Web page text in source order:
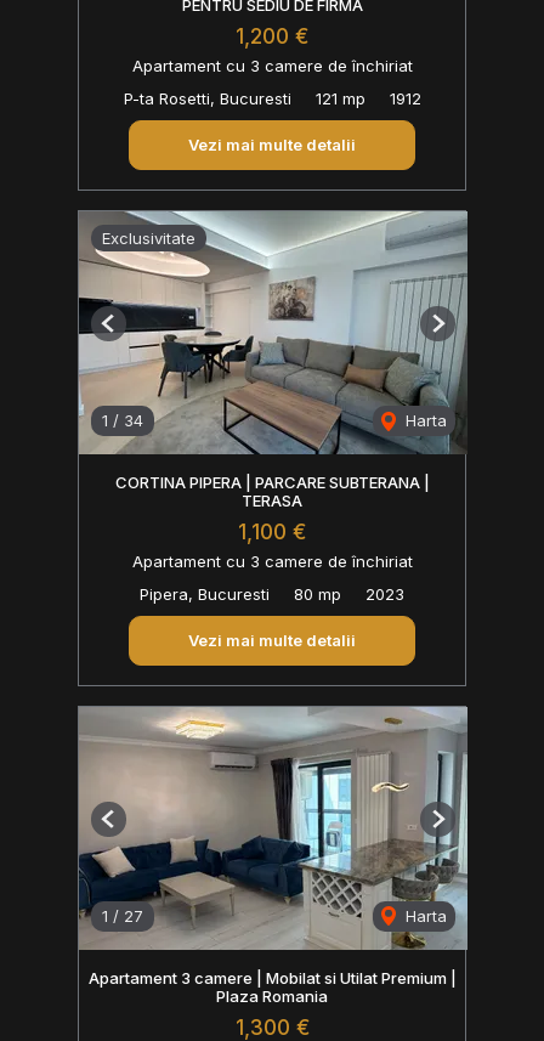
PENTRU SEDIU DE FIRMA
1,200 €
Apartament cu 3 camere de închiriat
P-ta Rosetti, Bucuresti
121 mp 1912
Vezi mai multe detalii
Exclusivitate
1 / 34 Harta
Previous Next
CORTINA PIPERA | PARCARE SUBTERANA |
TERASA
1,100 €
Apartament cu 3 camere de închiriat
Pipera, Bucuresti
80 mp 2023
Vezi mai multe detalii
1 / 27 Harta
Previous Next
Apartament 3 camere | Mobilat si Utilat Premium |
Plaza Romania
1,300 €